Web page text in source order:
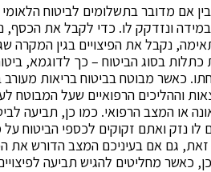
אם מדובר בתשלומים לביטוח
במידה ונזדקק לו. כדי לקבל את
נקבל את הפיצויים בגין המקרה
כתלות בסוג הביטוח – כך לדוגמא,
כאשר מבוטח בביטוח בריאות מעורב
וההליכים הרפואיים שעל
או המצב הרפואי. כמו כן, תביעה
נזק ואתם זקוקים לכספי הביטוח על
זאת, גם אם בעיניכם המצב הדורש את
כאשר מחליטים להגיש תביעה